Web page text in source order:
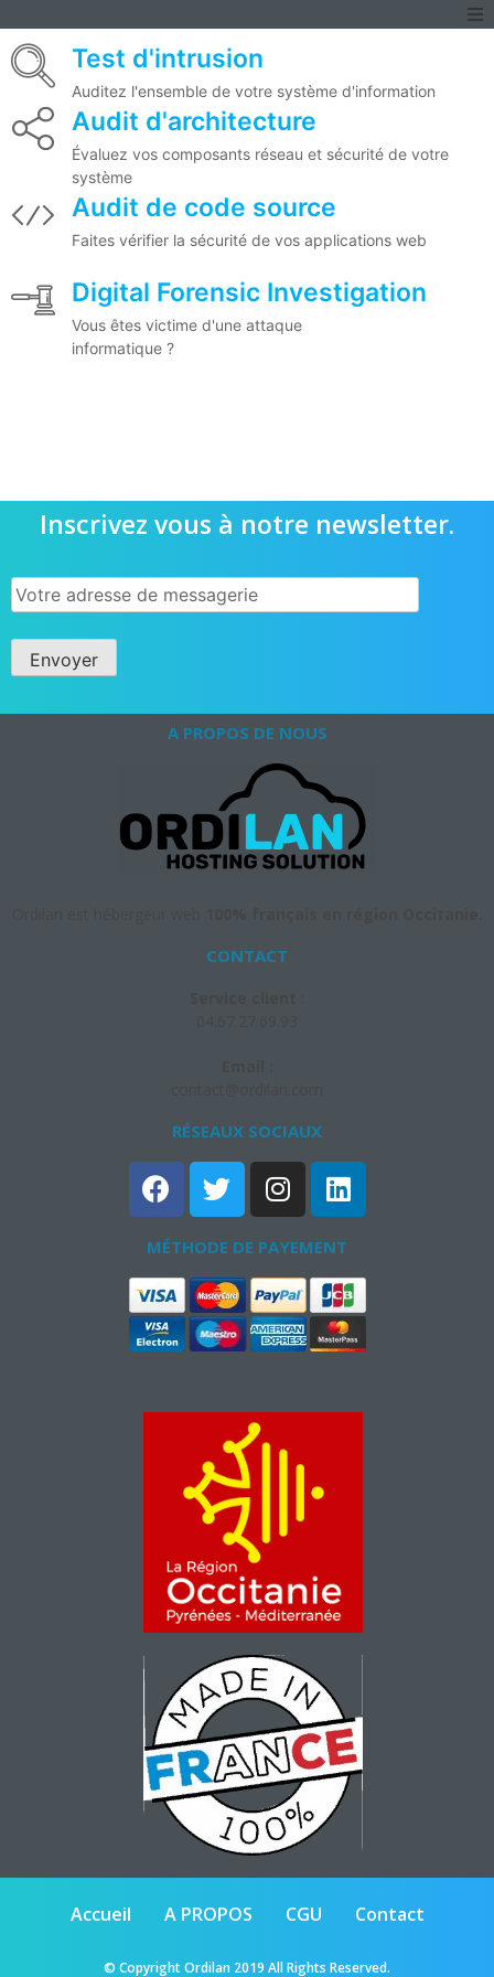
Test d'intrusion
Auditez l'ensemble de votre système d'information
Audit d'architecture
Évaluez vos composants réseau et sécurité de votre
système
Audit de code source
Faites vérifier la sécurité de vos applications web
Digital Forensic Investigation
Vous êtes victime d'une attaque
informatique ?
Inscrivez vous à notre newsletter.
A PROPOS DE NOUS
CONTACT
RÉSEAUX SOCIAUX​
MÉTHODE DE PAYEMENT
Accueil A PROPOS CGU Contact
© Copyright Ordilan 2019 All Rights Reserved.